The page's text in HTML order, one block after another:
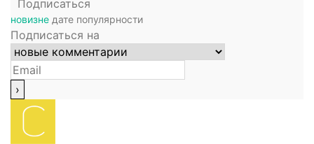
Подписаться
новизне дате популярности
Подписаться на